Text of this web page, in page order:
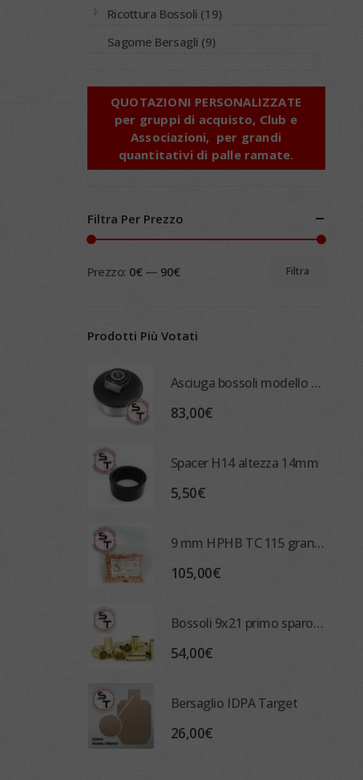
Ricottura Bossoli (19)
Sagome Bersagli (9)
QUOTAZIONI PERSONALIZZATE
per gruppi di acquisto, Club e
Associazioni, per grandi
quantitativi di palle ramate.
Filtra Per Prezzo
Filtra
Prezzo: 0€— 90€
Prodotti Più Votati
Asciuga bossoli modello "SCIROCCO MY 24"
83,00€
Spacer H14 altezza 14mm
5,50€
9 mm HPHB TC 115 grani Palle Ramate ST Bullets
105,00€
Bossoli 9x21 primo sparo decapsulati e lavati GECO (1000 pcs)
54,00€
Bersaglio IDPA Target
26,00€